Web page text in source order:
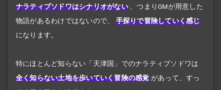
ナラティブソドワはシナリオがない
、つまりGMが用意した
物語があるわけではないので、
手探りで冒険していく感じ
になります。
特にほとんど知らない「天津国」でのナラティブソドワは
全く知らない土地を歩いていく冒険の感覚 があって、すっ